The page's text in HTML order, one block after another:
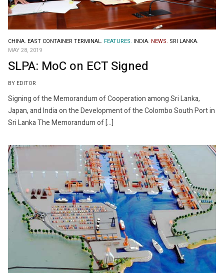
CHINA. EAST CONTAINER TERMINAL. FEATURES. INDIA. NEWS. SRI LANKA.
MAY 28, 2019
SLPA: MoC on ECT Signed
BY EDITOR
Signing of the Memorandum of Cooperation among Sri Lanka,
Japan, and India on the Development of the Colombo South Port in
Sri Lanka The Memorandum of […]